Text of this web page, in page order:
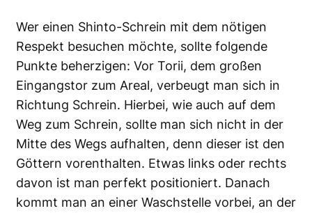
Wer einen Shinto-Schrein mit dem nötigen
Respekt besuchen möchte, sollte folgende
Punkte beherzigen: Vor Torii, dem großen
Eingangstor zum Areal, verbeugt man sich in
Richtung Schrein. Hierbei, wie auch auf dem
Weg zum Schrein, sollte man sich nicht in der
Mitte des Wegs aufhalten, denn dieser ist den
Göttern vorenthalten. Etwas links oder rechts
davon ist man perfekt positioniert. Danach
kommt man an einer Waschstelle vorbei, an der